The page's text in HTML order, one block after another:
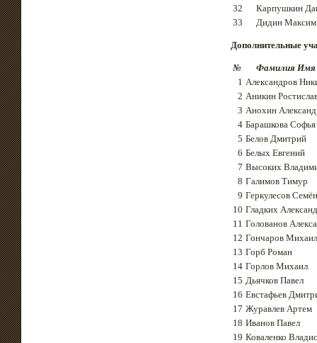
32
Карпушкин
33
Дидин Максим
Дополнительные
№
Фамилия Имя
1 Александров
2 Аникин
3 Анохин
4 Барашкова Софья
5 Белов Дмитрий
6 Белых Евгений
7 Высоких
8 Галимов Тимур
9 Геркулесов Семён
10 Гладких
11 Голованов
12 Гончаров Михаил
13 Горб Роман
14 Горлов Михаил
15 Дьячков Павел
16 Евстафьев
17 Журавлев Артем
18 Иванов Павел
19 Коваленко